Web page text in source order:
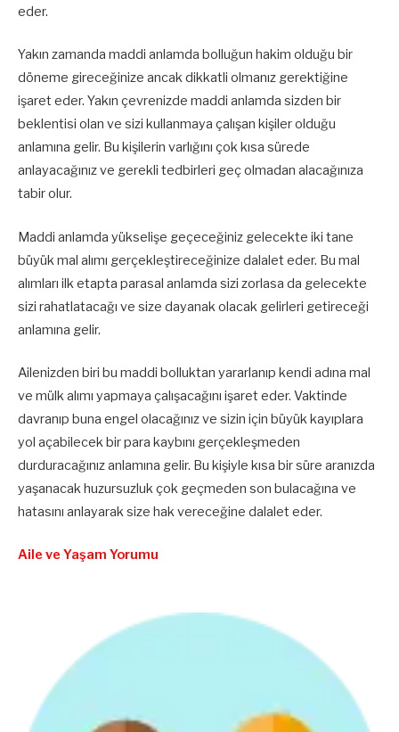
eder.
Yakın zamanda maddi anlamda bolluğun hakim olduğu bir
döneme gireceğinize ancak dikkatli olmanız gerektiğine
işaret eder. Yakın çevrenizde maddi anlamda sizden bir
beklentisi olan ve sizi kullanmaya çalışan kişiler olduğu
anlamına gelir. Bu kişilerin varlığını çok kısa sürede
anlayacağınız ve gerekli tedbirleri geç olmadan alacağınıza
tabir olur.
Maddi anlamda yükselişe geçeceğiniz gelecekte iki tane
büyük mal alımı gerçekleştireceğinize dalalet eder. Bu mal
alımları ilk etapta parasal anlamda sizi zorlasa da gelecekte
sizi rahatlatacağı ve size dayanak olacak gelirleri getireceği
anlamına gelir.
Ailenizden biri bu maddi bolluktan yararlanıp kendi adına mal
ve mülk alımı yapmaya çalışacağını işaret eder. Vaktinde
davranıp buna engel olacağınız ve sizin için büyük kayıplara
yol açabilecek bir para kaybını gerçekleşmeden
durduracağınız anlamına gelir. Bu kişiyle kısa bir süre aranızda
yaşanacak huzursuzluk çok geçmeden son bulacağına ve
hatasını anlayarak size hak vereceğine dalalet eder.
Aile ve Yaşam Yorumu